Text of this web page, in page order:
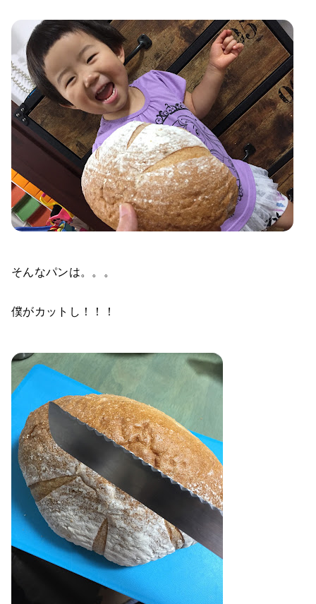
そんなパンは。。。
僕がカットし！！！